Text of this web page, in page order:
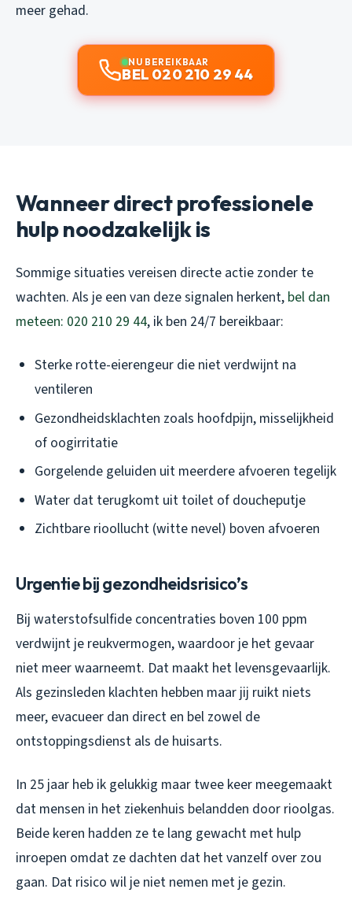
meer gehad.
NU BEREIKBAAR
BEL 020 210 29 44
Wanneer direct professionele
hulp noodzakelijk is
Sommige situaties vereisen directe actie zonder te
wachten. Als je een van deze signalen herkent, bel dan
meteen: 020 210 29 44, ik ben 24/7 bereikbaar:
Sterke rotte-eierengeur die niet verdwijnt na
ventileren
Gezondheidsklachten zoals hoofdpijn, misselijkheid
of oogirritatie
Gorgelende geluiden uit meerdere afvoeren tegelijk
Water dat terugkomt uit toilet of doucheputje
Zichtbare rioollucht (witte nevel) boven afvoeren
Urgentie bij gezondheidsrisico’s
Bij waterstofsulfide concentraties boven 100 ppm
verdwijnt je reukvermogen, waardoor je het gevaar
niet meer waarneemt. Dat maakt het levensgevaarlijk.
Als gezinsleden klachten hebben maar jij ruikt niets
meer, evacueer dan direct en bel zowel de
ontstoppingsdienst als de huisarts.
In 25 jaar heb ik gelukkig maar twee keer meegemaakt
dat mensen in het ziekenhuis belandden door rioolgas.
Beide keren hadden ze te lang gewacht met hulp
inroepen omdat ze dachten dat het vanzelf over zou
gaan. Dat risico wil je niet nemen met je gezin.